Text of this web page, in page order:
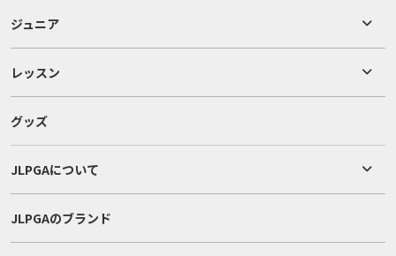
ジュニア
レッスン
グッズ
JLPGAについて
JLPGAのブランド